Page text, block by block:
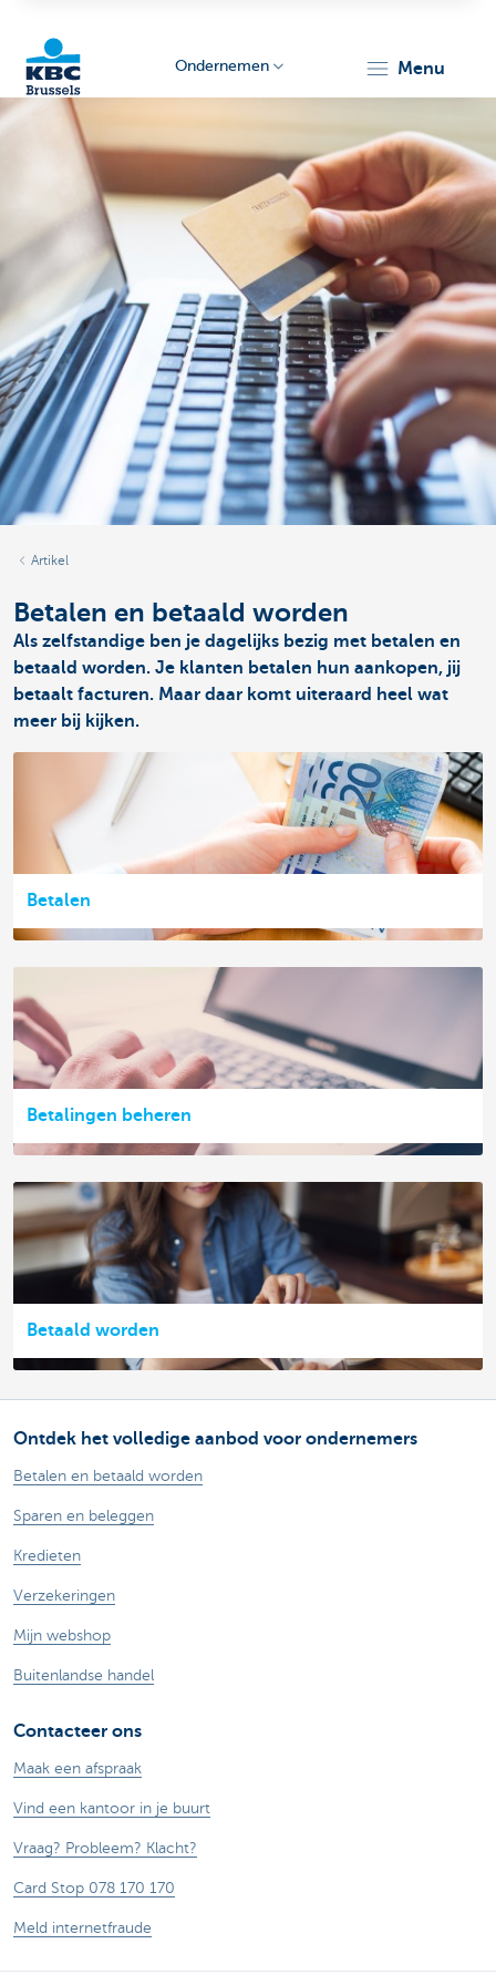
Ondernemers
Ondernemen menu
Artikel
Betalen en betaald worden
Als zelfstandige ben je dagelijks bezig met betalen en
betaald worden. Je klanten betalen hun aankopen, jij
betaalt facturen. Maar daar komt uiteraard heel wat
meer bij kijken.
Betalen
Betalingen beheren
Betaald worden
Ontdek het volledige aanbod voor ondernemers
Betalen en betaald worden
Sparen en beleggen
Kredieten
Verzekeringen
Mijn webshop
Buitenlandse handel
Contacteer ons
Maak een afspraak
Vind een kantoor in je buurt
Vraag? Probleem? Klacht?
Card Stop 078 170 170
Meld internetfraude